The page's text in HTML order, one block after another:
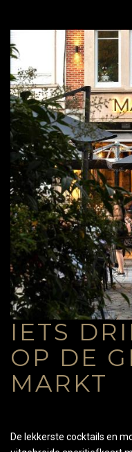
IETS
OP DE
MARKT
De lekkerste cocktails en